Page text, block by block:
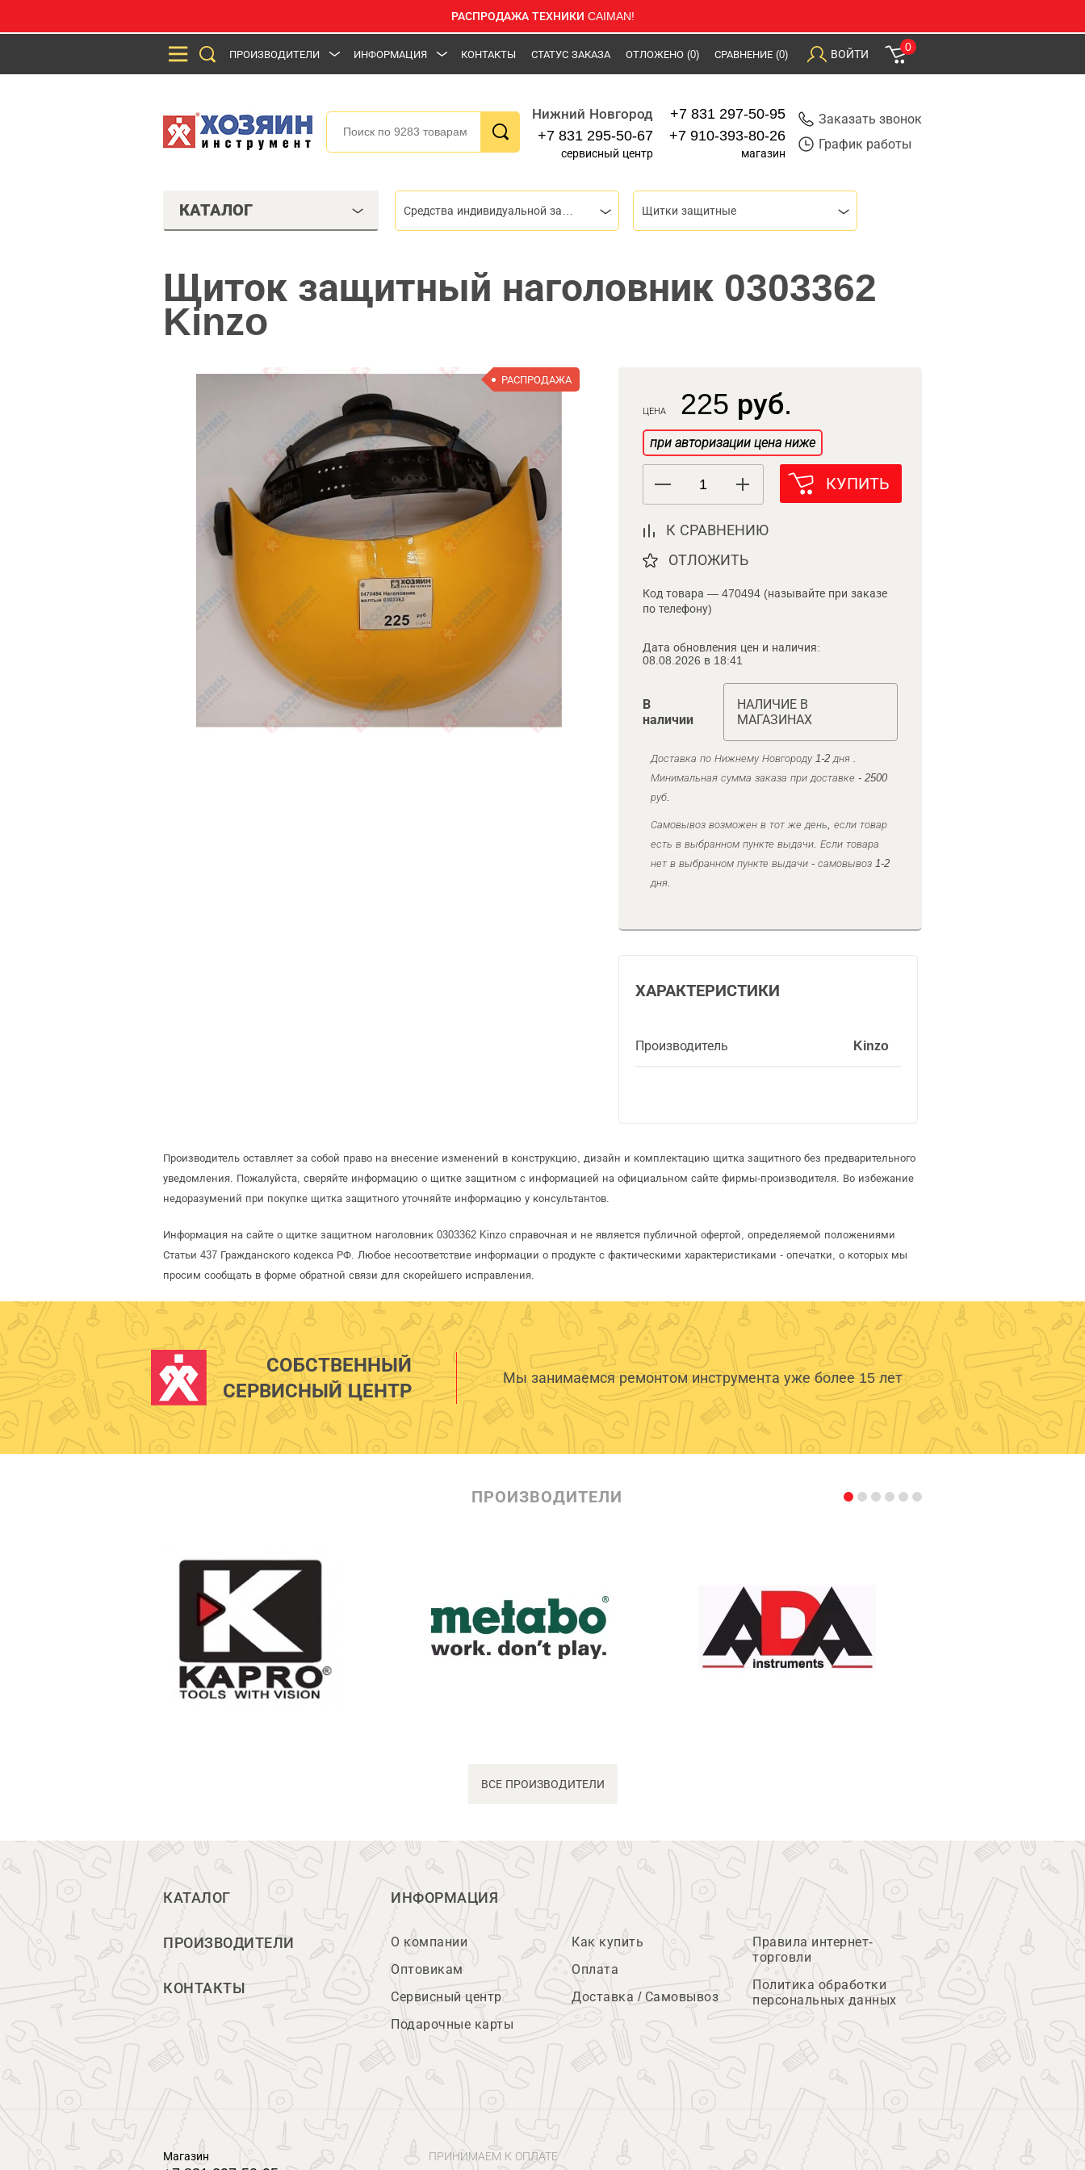
РАСПРОДАЖА ТЕХНИКИ CAIMAN!
ПРОИЗВОДИТЕЛИ ИНФОРМАЦИЯ КОНТАКТЫ СТАТУС ЗАКАЗА ОТЛОЖЕНО (0) СРАВНЕНИЕ (0) ВОЙТИ
0
Нижний Новгород
+7 831 295-50-67
сервисный центр
+7 831 297-50-95
+7 910-393-80-26
магазин
Заказать звонок
График работы
КАТАЛОГ Щитки защитные
Щиток защитный наголовник 0303362
Kinzo
РАСПРОДАЖА
ЦЕНА 225 руб.
при авторизации цена ниже
КУПИТЬ
К СРАВНЕНИЮ
ОТЛОЖИТЬ
Код товара — 470494 (называйте при заказе
по телефону)
Дата обновления цен и наличия:
08.08.2026 в 18:41
В
наличии
НАЛИЧИЕ В
МАГАЗИНАХ
Доставка по Нижнему Новгороду 1-2 дня .
Минимальная сумма заказа при доставке - 2500
руб.
Самовывоз возможен в тот же день, если товар
есть в выбранном пункте выдачи. Если товара
нет в выбранном пункте выдачи - самовывоз 1-2
дня.
ХАРАКТЕРИСТИКИ
Производитель Kinzo
Производитель оставляет за собой право на внесение изменений в конструкцию, дизайн и комплектацию щитка защитного без предварительного
уведомления. Пожалуйста, сверяйте информацию о щитке защитном с информацией на официальном сайте фирмы-производителя. Во избежание
недоразумений при покупке щитка защитного уточняйте информацию у консультантов.
Информация на сайте о щитке защитном наголовник 0303362 Kinzo справочная и не является публичной офертой, определяемой положениями
Статьи 437 Гражданского кодекса РФ. Любое несоответствие информации о продукте с фактическими характеристиками - опечатки, о которых мы
просим сообщать в форме обратной связи для скорейшего исправления.
СОБСТВЕННЫЙ
СЕРВИСНЫЙ ЦЕНТР
Мы занимаемся ремонтом инструмента уже более 15 лет
ПРОИЗВОДИТЕЛИ
ВСЕ ПРОИЗВОДИТЕЛИ
КАТАЛОГ
ПРОИЗВОДИТЕЛИ
КОНТАКТЫ
ИНФОРМАЦИЯ
О компании
Оптовикам
Сервисный центр
Подарочные карты
Как купить
Оплата
Доставка / Самовывоз
Правила интернет-
торговли
Политика обработки
персональных данных
Магазин ПРИНИМАЕМ К ОПЛАТЕ